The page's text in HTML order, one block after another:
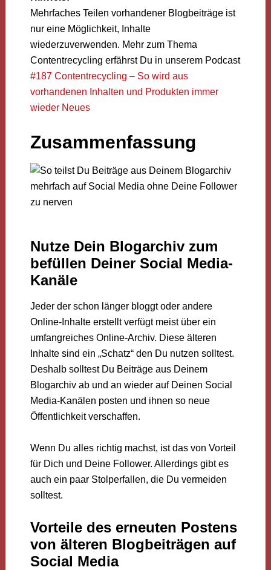
Mehrfaches Teilen vorhandener Blogbeiträge ist
nur eine Möglichkeit, Inhalte
wiederzuverwenden. Mehr zum Thema
Contentrecycling erfährst Du in unserem Podcast
#187 Contentrecycling – So wird aus
vorhandenen Inhalten und Produkten immer
wieder Neues
Zusammenfassung
Nutze Dein Blogarchiv zum
befüllen Deiner Social Media-
Kanäle
Jeder der schon länger bloggt oder andere
Online-Inhalte erstellt verfügt meist über ein
umfangreiches Online-Archiv. Diese älteren
Inhalte sind ein „Schatz“ den Du nutzen solltest.
Deshalb solltest Du Beiträge aus Deinem
Blogarchiv ab und an wieder auf Deinen Social
Media-Kanälen posten und ihnen so neue
Öffentlichkeit verschaffen.
Wenn Du alles richtig machst, ist das von Vorteil
für Dich und Deine Follower. Allerdings gibt es
auch ein paar Stolperfallen, die Du vermeiden
solltest.
Vorteile des erneuten Postens
von älteren Blogbeiträgen auf
Social Media